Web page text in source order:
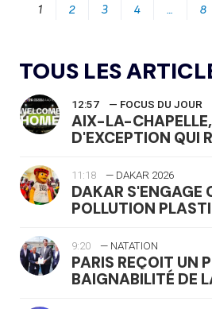
1 2 3 4 … 8
TOUS LES
12:57 — FOCUS DU JOUR
AIX-LA-
D'EXCEPTION QUI
11:18 — DAKAR 2026
DAKAR S'ENGAGE
POLLUTION
9:20 — NATATION
PARIS REÇOIT UN
BAIGNABILITÉ DE